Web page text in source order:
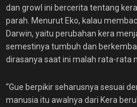
dan growl ini bercerita tentang
parah. Menurut Eko, kalau
Darwin, yaitu perubahan kera
semestinya tumbuh dan
dirasanya saat ini malah rata-rata
“Gue berpikir seharusnya sesuai
manusia itu awalnya dari Kera